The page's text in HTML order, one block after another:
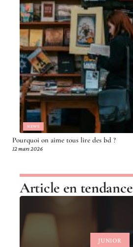
NEWS
Pourquoi on aime tous lire des bd ?
12 mars 2026
Article en tendance
JUNIOR